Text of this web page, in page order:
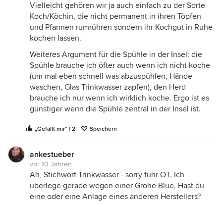
Vielleicht gehören wir ja auch einfach zu der Sorte
Koch/Köchin, die nicht permanent in ihren Töpfen
und Pfannen rumrühren sondern ihr Kochgut in Ruhe
kochen lassen.
Weiteres Argument für die Spühle in der Insel: die
Spühle brauche ich öfter auch wenn ich nicht koche
(um mal eben schnell was abzuspühlen, Hände
waschen, Glas Trinkwasser zapfen), den Herd
brauche ich nur wenn ich wirklich koche. Ergo ist es
günstiger wenn die Spühle zentral in der Insel ist.
„Gefällt mir“ | 2 Speichern
ankestueber
vor 10 Jahren
Ah, Stichwort Trinkwasser - sorry fuhr OT. Ich
überlege gerade wegen einer Grohe Blue. Hast du
eine oder eine Anlage eines anderen Herstellers?